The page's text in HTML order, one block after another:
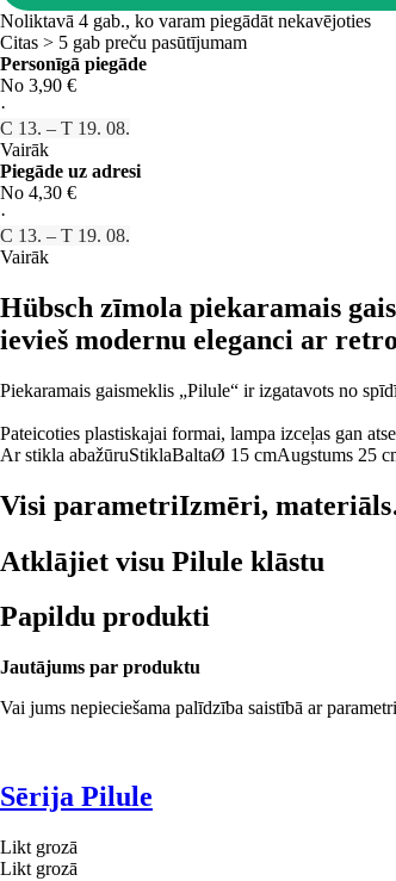
Noliktavā 4 gab., ko varam piegādāt nekavējoties
Citas > 5 gab preču pasūtījumam
Personīgā piegāde
No 3,90 €
·
C 13. – T 19. 08.
Vairāk
Piegāde uz adresi
No 4,30 €
·
C 13. – T 19. 08.
Vairāk
Hübsch zīmola piekaramais
ievieš modernu eleganci ar
Piekaramais gaismeklis „Pilule“ ir izgatavots no
Pateicoties plastiskajai formai, lampa izceļas gan
Ar stikla abažūruStiklaBaltaØ 15 cmAugstums 25
Visi parametriIzmēri,
Atklājiet visu Pilule klāstu
Papildu produkti
Jautājums par produktu
Vai jums nepieciešama palīdzība saistībā ar
Sērija Pilule
Likt grozā
Likt grozā